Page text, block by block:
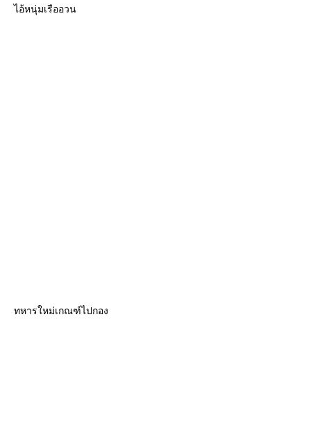
ไอ้หนุ่มเรืออวน
ทหารใหม่เกณฑ์ไปกอง